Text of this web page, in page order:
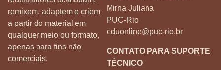
remixem, adaptem e criem
a partir do material em
qualquer meio ou formato,
apenas para fins não
comerciais.
Mirna Juliana
PUC-Rio
eduonline@puc-rio.br
CONTATO PARA SUPORTE
TÉCNICO